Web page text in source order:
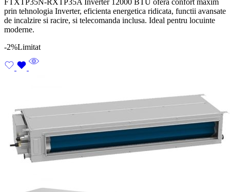
FTXTP35N-RXTP35A Inverter 12000 BTU ofera confort maxim
prin tehnologia Inverter, eficienta energetica ridicata, functii avansate
de incalzire si racire, si telecomanda inclusa. Ideal pentru locuinte
moderne.
-2%Limitat